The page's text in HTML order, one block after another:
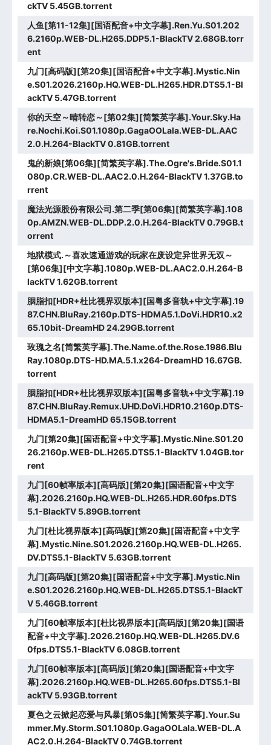
ckTV 5.45GB.torrent
人鱼[第11-12集][国语配音+中文字幕].Ren.Yu.S01.202
6.2160p.WEB-DL.H265.DDP5.1-BlackTV 2.68GB.torr
ent
九门[高码版][第20集][国语配音+中文字幕].Mystic.Nin
e.S01.2026.2160p.HQ.WEB-DL.H265.HDR.DTS5.1-Bl
ackTV 5.47GB.torrent
你的天空～晴转恋～[第02集][简繁英字幕].Your.Sky.Ha
re.Nochi.Koi.S01.1080p.GagaOOLala.WEB-DL.AAC
2.0.H.264-BlackTV 0.81GB.torrent
鬼的新娘[第06集][简繁英字幕].The.Ogre's.Bride.S01.1
080p.CR.WEB-DL.AAC2.0.H.264-BlackTV 1.37GB.to
rrent
魔法光源股份有限公司.第二季[第06集][简繁英字幕].108
0p.AMZN.WEB-DL.DDP.2.0.H.264-BlackTV 0.79GB.t
orrent
地狱模式.～喜欢速通游戏的玩家在废设定异世界无双～
[第06集][中文字幕].1080p.WEB-DL.AAC2.0.H.264-B
lackTV 1.62GB.torrent
胭脂扣[HDR+杜比视界双版本][国粤多音轨+中文字幕].19
87.CHN.BluRay.2160p.DTS-HDMA5.1.DoVi.HDR10.x2
65.10bit-DreamHD 24.29GB.torrent
玫瑰之名[简繁英字幕].The.Name.of.the.Rose.1986.Blu
Ray.1080p.DTS-HD.MA.5.1.x264-DreamHD 16.67GB.
torrent
胭脂扣[HDR+杜比视界双版本][国粤多音轨+中文字幕].19
87.CHN.BluRay.Remux.UHD.DoVi.HDR10.2160p.DTS-
HDMA5.1-DreamHD 65.15GB.torrent
九门[第20集][国语配音+中文字幕].Mystic.Nine.S01.20
26.2160p.WEB-DL.H265.DTS5.1-BlackTV 1.04GB.tor
rent
九门[60帧率版本][高码版][第20集][国语配音+中文字
幕].2026.2160p.HQ.WEB-DL.H265.HDR.60fps.DTS
5.1-BlackTV 5.89GB.torrent
九门[杜比视界版本][高码版][第20集][国语配音+中文字
幕].Mystic.Nine.S01.2026.2160p.HQ.WEB-DL.H265.
DV.DTS5.1-BlackTV 5.63GB.torrent
九门[高码版][第20集][国语配音+中文字幕].Mystic.Nin
e.S01.2026.2160p.HQ.WEB-DL.H265.DTS5.1-BlackT
V 5.46GB.torrent
九门[60帧率版本][杜比视界版本][高码版][第20集][国语
配音+中文字幕].2026.2160p.HQ.WEB-DL.H265.DV.6
0fps.DTS5.1-BlackTV 6.08GB.torrent
九门[60帧率版本][高码版][第20集][国语配音+中文字
幕].2026.2160p.HQ.WEB-DL.H265.60fps.DTS5.1-Bl
ackTV 5.93GB.torrent
夏色之云掀起恋爱与风暴[第05集][简繁英字幕].Your.Su
mmer.My.Storm.S01.1080p.GagaOOLala.WEB-DL.A
AC2.0.H.264-BlackTV 0.74GB.torrent